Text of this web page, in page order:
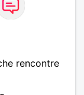
rencontre